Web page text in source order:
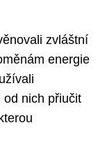
zvláštní
energie
nich přiučit